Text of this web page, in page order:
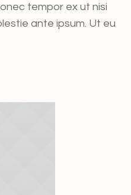
tempor ex ut nisi
ante ipsum. Ut eu